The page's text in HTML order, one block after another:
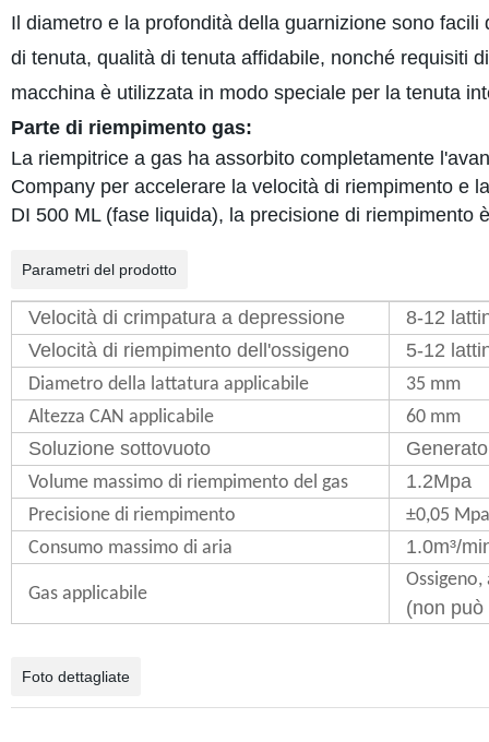
Il diametro e la profondità della guarnizione sono
di tenuta, qualità di tenuta affidabile, nonché requisiti
macchina è utilizzata in modo speciale per la tenuta
Parte di riempimento gas:
La riempitrice a gas ha assorbito completamente
Company per accelerare la velocità di riempimento e
DI 500 ML (fase liquida), la precisione di
Parametri del prodotto
Velocità di crimpatura a depressione
8-12
Velocità di riempimento dell'ossigeno
5-12
Diametro della lattatura applicabile
35 mm
Altezza CAN applicabile
60 mm
Soluzione sottovuoto
Volume massimo di riempimento del gas 1.2Mpa
Precisione di riempimento
±0,05 Mpa
Consumo massimo di aria
1.0m³/
Gas applicabile
(non può
Foto dettagliate